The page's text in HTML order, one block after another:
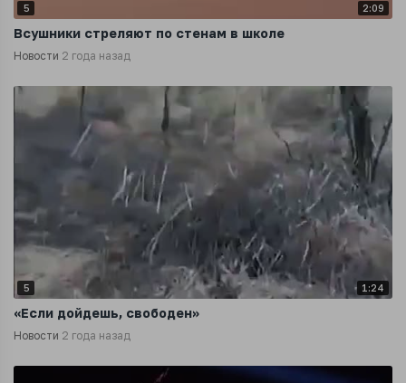
5 2:09
Всушники стреляют по стенам в школе
Новости 2 года назад
5 1:24
«Если дойдешь, свободен»
Новости 2 года назад